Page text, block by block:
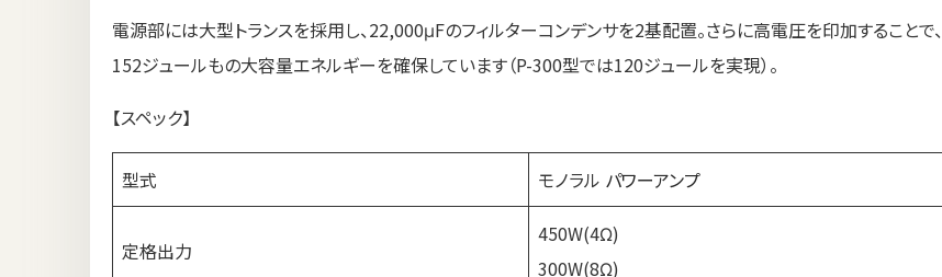
電源部には大型トランスを採用し、22,000μFのフィルターコンデンサを2基配置。さらに高電圧を印加することで、
152ジュールもの大容量エネルギーを確保しています（P-300型では120ジュールを実現）。
【スペック】
型式 モノラル パワーアンプ
定格出力
450W(4Ω)
300W(8Ω)